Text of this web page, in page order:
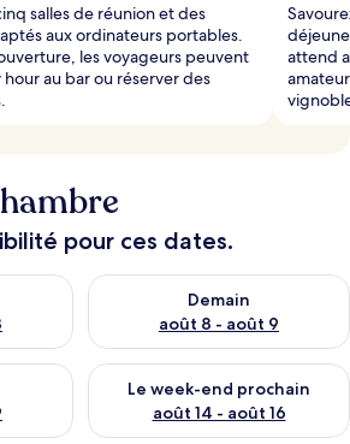
salles de réunion et des
aux ordinateurs portables.
les voyageurs peuvent
au bar ou réserver des
attend
pour ces dates.
ce soir août 7 - août 8
Demain
août 8 - août 9
Vérifier la disponibilité pour
ce week-end août 7 - août 9
Le week-end prochain
août 14 - août 16
Vérifier la disponibilité pour